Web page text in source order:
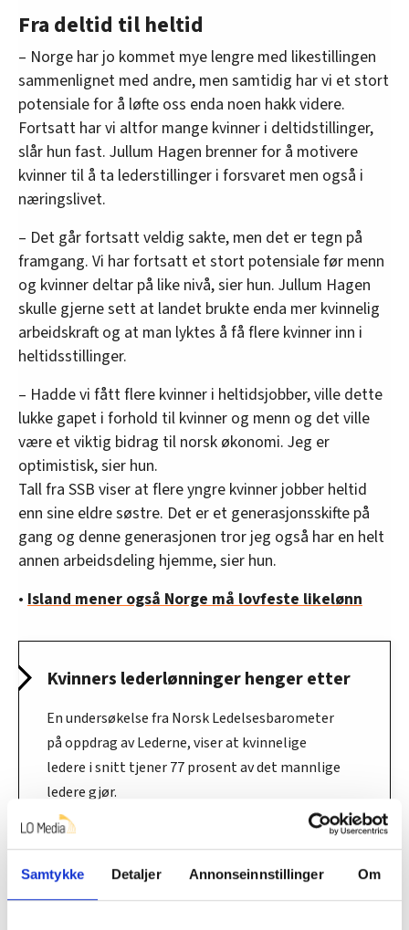
Samtykke Detaljer Annonseinnstillinger Om
Fra deltid til heltid
– Norge har jo kommet mye lengre med likestillingen
sammenlignet med andre, men samtidig har vi et stort
potensiale for å løfte oss enda noen hakk videre.
Fortsatt har vi altfor mange kvinner i deltidstillinger,
slår hun fast. Jullum Hagen brenner for å motivere
kvinner til å ta lederstillinger i forsvaret men også i
næringslivet.
– Det går fortsatt veldig sakte, men det er tegn på
framgang. Vi har fortsatt et stort potensiale før menn
og kvinner deltar på like nivå, sier hun. Jullum Hagen
skulle gjerne sett at landet brukte enda mer kvinnelig
arbeidskraft og at man lyktes å få flere kvinner inn i
heltidsstillinger.
– Hadde vi fått flere kvinner i heltidsjobber, ville dette
lukke gapet i forhold til kvinner og menn og det ville
være et viktig bidrag til norsk økonomi. Jeg er
optimistisk, sier hun.
Tall fra SSB viser at flere yngre kvinner jobber heltid
enn sine eldre søstre. Det er et generasjonsskifte på
gang og denne generasjonen tror jeg også har en helt
annen arbeidsdeling hjemme, sier hun.
• Island mener også Norge må lovfeste likelønn
Kvinners lederlønninger henger etter
En undersøkelse fra Norsk Ledelsesbarometer
på oppdrag av Lederne, viser at kvinnelige
ledere i snitt tjener 77 prosent av det mannlige
ledere gjør.
Undersøkelsen som ble publisert i august 2017
er ganske nedslående og ifølge forsker Eivind
Falkum i AFI kan dette være snakk om en
direkte diskriminering av kvinnelige ledere.